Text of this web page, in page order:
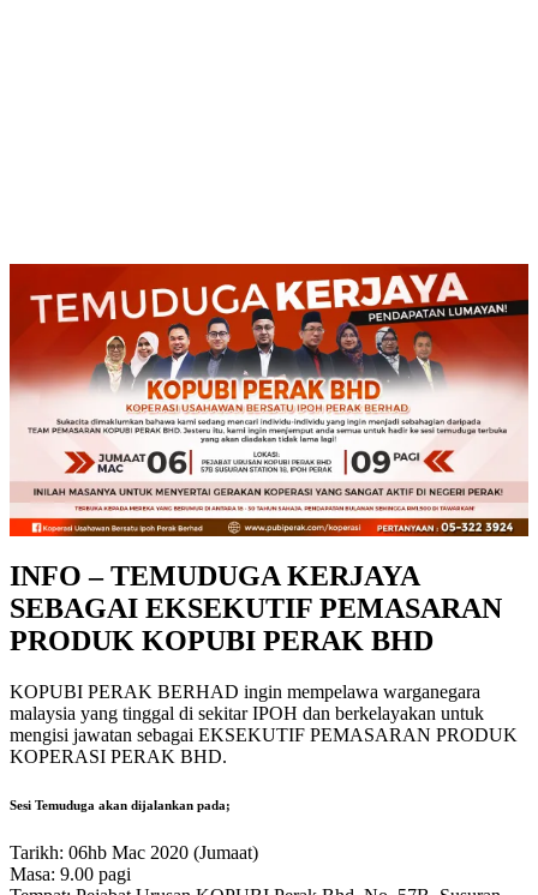
INFO – TEMUDUGA KERJAYA
SEBAGAI EKSEKUTIF PEMASARAN
PRODUK KOPUBI PERAK BHD
KOPUBI PERAK BERHAD ingin mempelawa warganegara
malaysia yang tinggal di sekitar IPOH dan berkelayakan untuk
mengisi jawatan sebagai EKSEKUTIF PEMASARAN PRODUK
KOPERASI PERAK BHD.
Sesi Temuduga akan dijalankan pada;
Tarikh: 06hb Mac 2020 (Jumaat)
Masa: 9.00 pagi